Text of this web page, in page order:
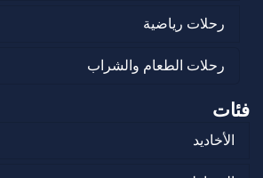
رحلات رياضية
رحلات الطعام والشراب
فئات
الأخاديد